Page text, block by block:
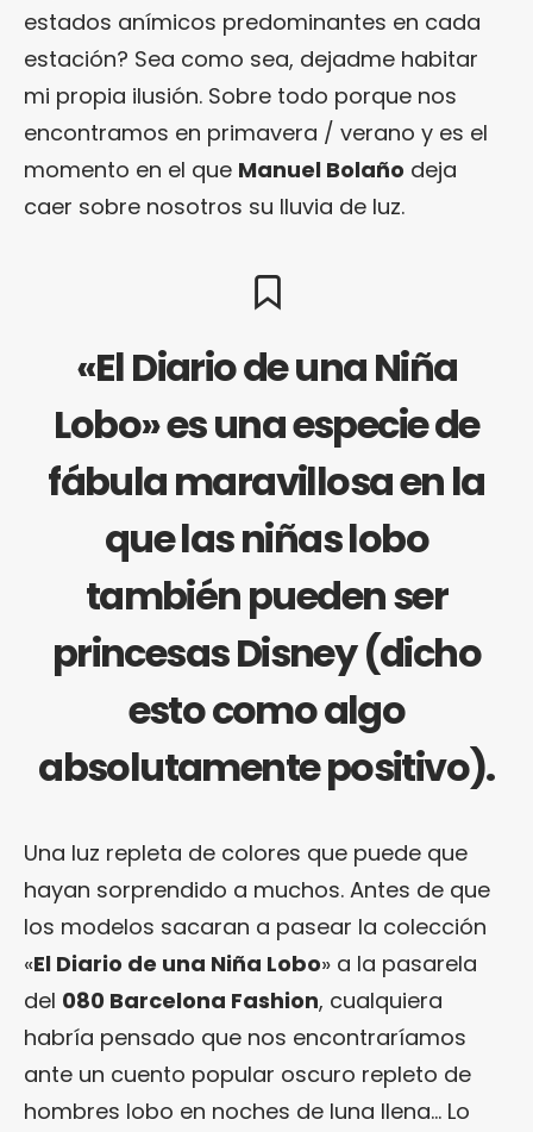
estados anímicos predominantes en cada
estación? Sea como sea, dejadme habitar
mi propia ilusión. Sobre todo porque nos
encontramos en primavera / verano y es el
momento en el que Manuel Bolaño deja
caer sobre nosotros su lluvia de luz.
«El Diario de una Niña
Lobo» es una especie de
fábula maravillosa en la
que las niñas lobo
también pueden ser
princesas Disney (dicho
esto como algo
absolutamente positivo).
Una luz repleta de colores que puede que
hayan sorprendido a muchos. Antes de que
los modelos sacaran a pasear la colección
«El Diario de una Niña Lobo» a la pasarela
del 080 Barcelona Fashion, cualquiera
habría pensado que nos encontraríamos
ante un cuento popular oscuro repleto de
hombres lobo en noches de luna llena… Lo